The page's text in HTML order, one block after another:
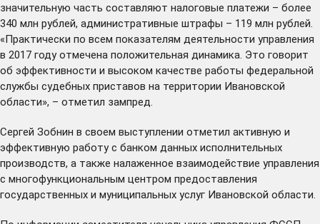
значительную часть составляют налоговые платежи – более
340 млн рублей, административные штрафы – 119 млн рублей.
«Практически по всем показателям деятельности управления
в 2017 году отмечена положительная динамика. Это говорит
об эффективности и высоком качестве работы федеральной
службы судебных приставов на территории Ивановской
области», – отметил зампред.
Сергей Зобнин в своем выступлении отметил активную и
эффективную работу с банком данных исполнительных
производств, а также налаженное взаимодействие управления
с многофункциональным центром предоставления
государственных и муниципальных услуг Ивановской области.